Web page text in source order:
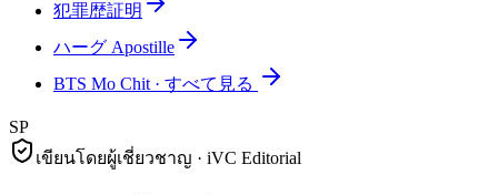
犯罪歴証明
ハーグ Apostille
BTS Mo Chit · すべて見る
SP
เขียนโดยผู้เชี่ยวชาญ · iVC Editorial